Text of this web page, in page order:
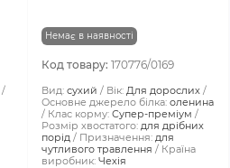
Немає в наявності
Код товару: 170776/0169
Вид: сухий Вік: Для дорослих
Основне джерело білка: оленина
Клас корму: Супер-преміум
Розмір хвостатого: для дрібних
порід
Призначення: для
чутливого травлення
Країна
виробник: Чехія